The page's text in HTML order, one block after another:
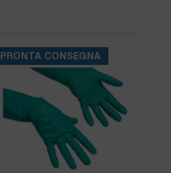
PRONTA CONSEGNA